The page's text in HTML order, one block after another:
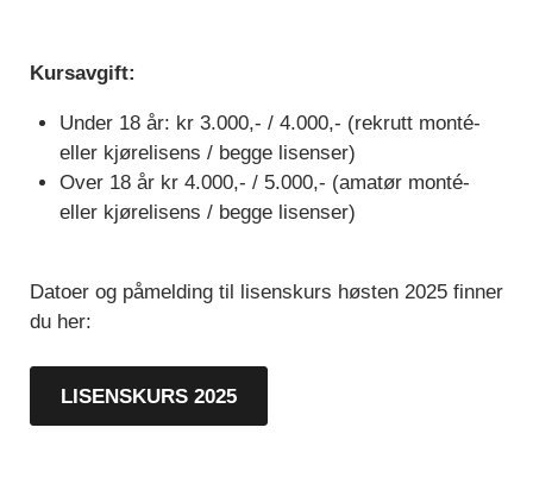
Kursavgift:
Under 18 år: kr 3.000,- / 4.000,- (rekrutt monté-
eller kjørelisens / begge lisenser)
Over 18 år kr 4.000,- / 5.000,- (amatør monté-
eller kjørelisens / begge lisenser)
Datoer og påmelding til lisenskurs høsten 2025 finner
du her:
LISENSKURS 2025